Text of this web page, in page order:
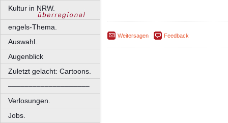
Kultur in NRW.
engels-Thema.
Auswahl.
Augenblick
Zuletzt gelacht: Cartoons.
––––––––––––––––––––
Verlosungen.
Jobs.
Weitersagen Feedback